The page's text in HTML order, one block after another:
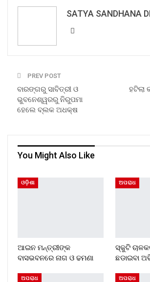
SATYA SANDHANA
PREV POST
ବାରଙ୍ଗରୁ ସାବିତ୍ରୀ ଓ
ଭୁବନେଶ୍ୱରରୁ ନିରୁପମା
ହେଲେ ବ୍ଲକ ଅଧକ୍ଷ
ହଟିଲା
You Might Also Like
ଓଡ଼ିଶା
ଆଇନ ମନ୍ତ୍ରୀଙ୍କ
ବାସଭବନରେ ନାଗ ଓ ଢମଣା
ଅପରାଧ
ସ୍କୁଟି
ଛଡାଇବା
ଅପରାଧ ଅପରାଧ